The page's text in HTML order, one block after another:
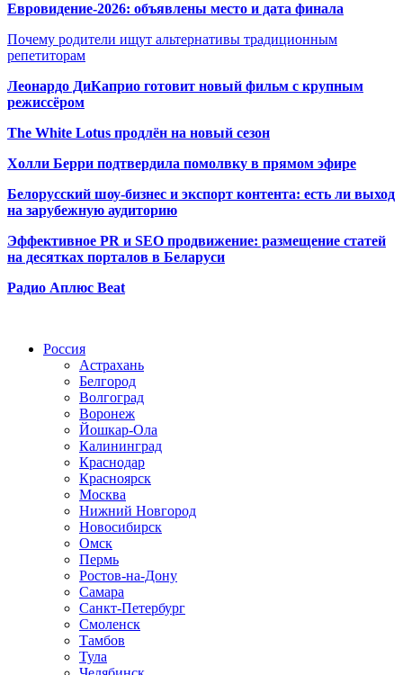
Евровидение-2026: объявлены место и дата финала
Почему родители ищут альтернативы традиционным
репетиторам
Леонардо ДиКаприо готовит новый фильм с крупным
режиссёром
The White Lotus продлён на новый сезон
Холли Берри подтвердила помолвку в прямом эфире
Белорусский шоу-бизнес и экспорт контента: есть ли выход
на зарубежную аудиторию
Эффективное PR и SEO продвижение: размещение статей
на десятках порталов в Беларуси
Радио Аплюс Beat
Россия
Астрахань
Белгород
Волгоград
Воронеж
Йошкар-Ола
Калининград
Краснодар
Красноярск
Москва
Нижний Новгород
Новосибирск
Омск
Пермь
Ростов-на-Дону
Самара
Санкт-Петербург
Смоленск
Тамбов
Тула